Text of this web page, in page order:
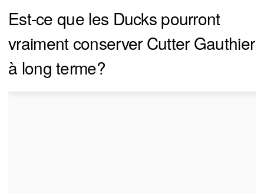
Est-ce que les Ducks pourront
vraiment conserver Cutter Gauthier
à long terme?